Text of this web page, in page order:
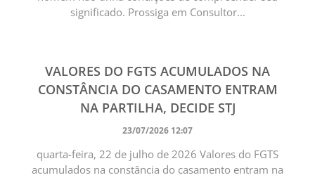
significado. Prossiga em Consultor...
VALORES DO FGTS ACUMULADOS NA
CONSTÂNCIA DO CASAMENTO ENTRAM
NA PARTILHA, DECIDE STJ
23/07/2026 12:07
quarta-feira, 22 de julho de 2026 Valores do FGTS
acumulados na constância do casamento entram na